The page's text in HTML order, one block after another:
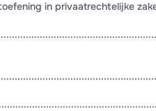
in privaatrechtelijke